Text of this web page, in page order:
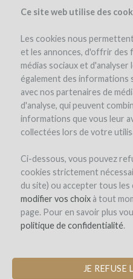
Ce site web utilise des
Les cookies nous
et les annonces, d'offrir des
médias sociaux et
également des
avec nos partenaires de
d'analyse, qui peuvent
informations que vous leur
collectées lors de votre
Ci-dessous, vous pouvez
cookies strictement
du site) ou accepter tous
modifier vos choixà tout
page. Pour en savoir plus
politique de confidentialité.
JE REFUSE